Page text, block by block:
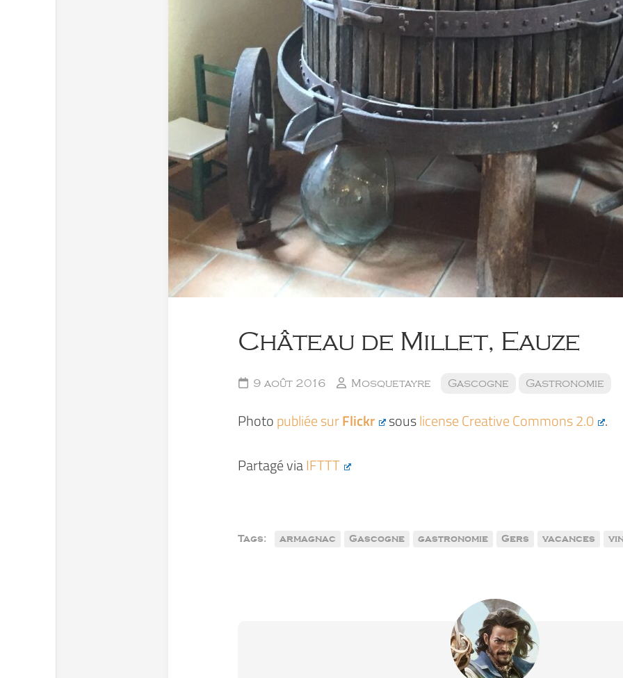
Château de Millet, Eauze
9 août 2016 Mosquetayre Gascogne Gastronomie
Photopubliée surFlickr souslicense Creative Commons 2.0 .
Partagé viaIFTTT
Tags: armagnac Gascogne gastronomie Gers vacances